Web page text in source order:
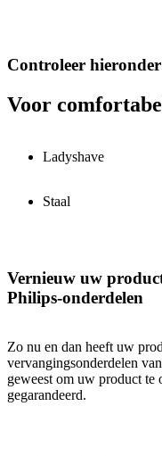
Controleer
Voor
Ladyshave
Staal
Vernieuw uw
Philips-onderdelen
Zo nu en dan heeft uw
vervangingsonderdelen
geweest om uw product
gegarandeerd.